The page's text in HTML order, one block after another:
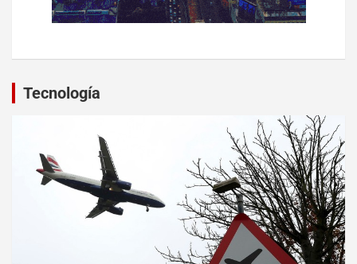
Tecnología